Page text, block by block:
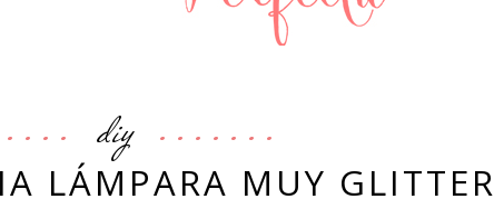
diy
LÁMPARA MUY GLITTER